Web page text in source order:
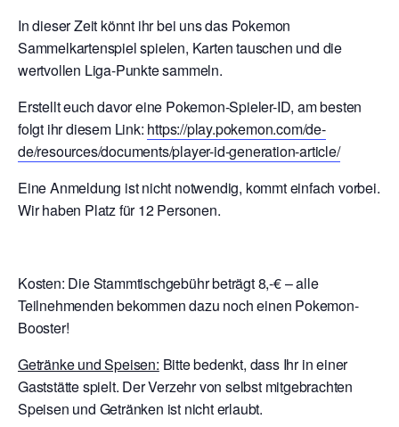
In dieser Zeit könnt ihr bei uns das Pokemon
Sammelkartenspiel spielen, Karten tauschen und die
wertvollen Liga-Punkte sammeln.
Erstellt euch davor eine Pokemon-Spieler-ID, am besten
folgt ihr diesem Link: https://play.pokemon.com/de-
de/resources/documents/player-id-generation-article/
Eine Anmeldung ist nicht notwendig, kommt einfach vorbei.
Wir haben Platz für 12 Personen.
Kosten: Die Stammtischgebühr beträgt 8,-€ – alle
Teilnehmenden bekommen dazu noch einen Pokemon-
Booster!
Getränke und Speisen: Bitte bedenkt, dass Ihr in einer
Gaststätte spielt. Der Verzehr von selbst mitgebrachten
Speisen und Getränken ist nicht erlaubt.